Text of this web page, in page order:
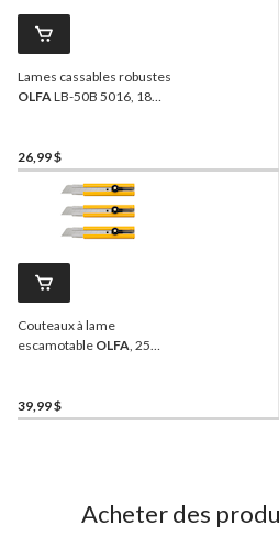
Lames cassables robustes
OLFALB-50B 5016, 18
26,99 $
Couteaux à lame
escamotable OLFA, 25
39,99 $
Acheter des